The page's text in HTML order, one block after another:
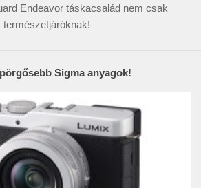
Endeavor táskacsalád nem csak
természetjáróknak!
Sigma anyagok!